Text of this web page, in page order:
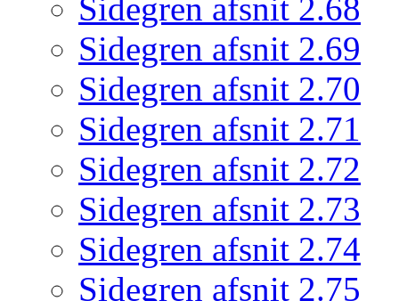
Sidegren afsnit 2.68
Sidegren afsnit 2.69
Sidegren afsnit 2.70
Sidegren afsnit 2.71
Sidegren afsnit 2.72
Sidegren afsnit 2.73
Sidegren afsnit 2.74
Sidegren afsnit 2.75